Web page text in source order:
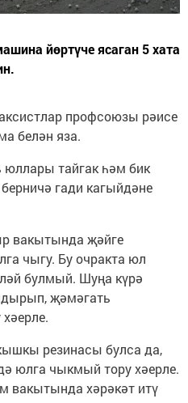
йөртүче ясаган 5 хата
профсоюзы рәисе
белән яза.
тайгак һәм бик
гади кагыйдәне
вакытында җәйге
чыгу. Бу очракта юл
булмый. Шуңа күрә
җәмәгать
резинасы булса да,
юлга чыкмый тору хәерле.
вакытында хәрәкәт итү